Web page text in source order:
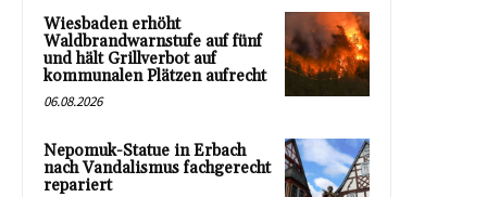
Wiesbaden erhöht
Waldbrandwarnstufe auf fünf
und hält Grillverbot auf
kommunalen Plätzen aufrecht
06.08.2026
Nepomuk-Statue in Erbach
nach Vandalismus fachgerecht
repariert